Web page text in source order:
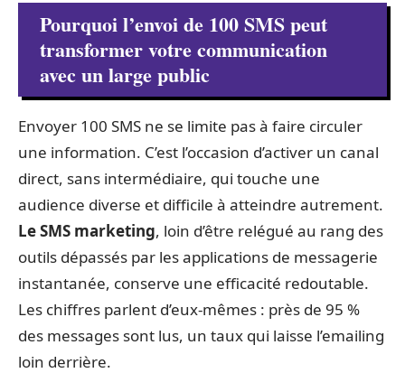
Pourquoi l’envoi de 100 SMS peut
transformer votre communication
avec un large public
Envoyer 100 SMS ne se limite pas à faire circuler
une information. C’est l’occasion d’activer un canal
direct, sans intermédiaire, qui touche une
audience diverse et difficile à atteindre autrement.
Le SMS marketing, loin d’être relégué au rang des
outils dépassés par les applications de messagerie
instantanée, conserve une efficacité redoutable.
Les chiffres parlent d’eux-mêmes : près de 95 %
des messages sont lus, un taux qui laisse l’emailing
loin derrière.